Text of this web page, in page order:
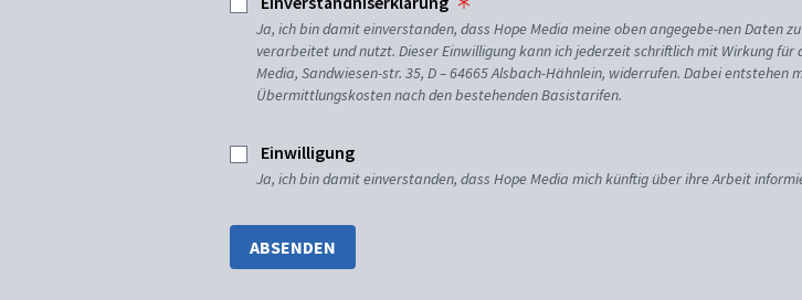
Ja, ich bin damit einverstanden, dass Hope Media meine oben angegebe-nen Daten
verarbeitet und nutzt. Dieser Einwilligung kann ich jederzeit schriftlich mit Wirkung
Media, Sandwiesen-str. 35, D – 64665 Alsbach-Hähnlein, widerrufen. Dabei
Übermittlungskosten nach den bestehenden Basistarifen.
Einwilligung
Ja, ich bin damit einverstanden, dass Hope Media mich künftig über ihre Arbeit
ABSENDEN